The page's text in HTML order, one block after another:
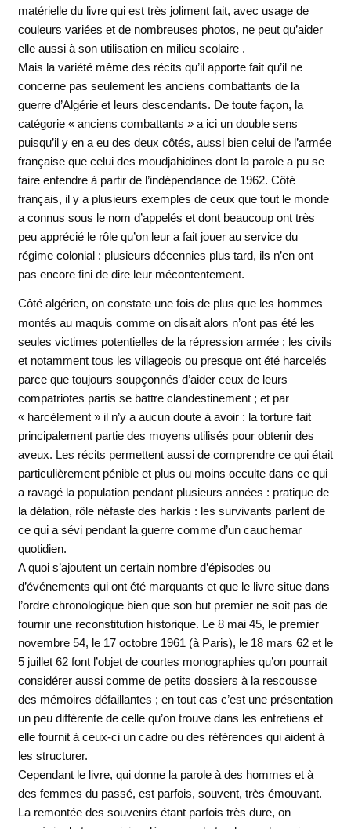
matérielle du livre qui est très joliment fait, avec usage de
couleurs variées et de nombreuses photos, ne peut qu’aider
elle aussi à son utilisation en milieu scolaire .
Mais la variété même des récits qu’il apporte fait qu’il ne
concerne pas seulement les anciens combattants de la
guerre d’Algérie et leurs descendants. De toute façon, la
catégorie « anciens combattants » a ici un double sens
puisqu’il y en a eu des deux côtés, aussi bien celui de l’armée
française que celui des moudjahidines dont la parole a pu se
faire entendre à partir de l’indépendance de 1962. Côté
français, il y a plusieurs exemples de ceux que tout le monde
a connus sous le nom d’appelés et dont beaucoup ont très
peu apprécié le rôle qu’on leur a fait jouer au service du
régime colonial : plusieurs décennies plus tard, ils n’en ont
pas encore fini de dire leur mécontentement.
Côté algérien, on constate une fois de plus que les hommes
montés au maquis comme on disait alors n’ont pas été les
seules victimes potentielles de la répression armée ; les civils
et notamment tous les villageois ou presque ont été harcelés
parce que toujours soupçonnés d’aider ceux de leurs
compatriotes partis se battre clandestinement ; et par
« harcèlement » il n’y a aucun doute à avoir : la torture fait
principalement partie des moyens utilisés pour obtenir des
aveux. Les récits permettent aussi de comprendre ce qui était
particulièrement pénible et plus ou moins occulte dans ce qui
a ravagé la population pendant plusieurs années : pratique de
la délation, rôle néfaste des harkis : les survivants parlent de
ce qui a sévi pendant la guerre comme d’un cauchemar
quotidien.
A quoi s’ajoutent un certain nombre d’épisodes ou
d’événements qui ont été marquants et que le livre situe dans
l’ordre chronologique bien que son but premier ne soit pas de
fournir une reconstitution historique. Le 8 mai 45, le premier
novembre 54, le 17 octobre 1961 (à Paris), le 18 mars 62 et le
5 juillet 62 font l’objet de courtes monographies qu’on pourrait
considérer aussi comme de petits dossiers à la rescousse
des mémoires défaillantes ; en tout cas c’est une présentation
un peu différente de celle qu’on trouve dans les entretiens et
elle fournit à ceux-ci un cadre ou des références qui aident à
les structurer.
Cependant le livre, qui donne la parole à des hommes et à
des femmes du passé, est parfois, souvent, très émouvant.
La remontée des souvenirs étant parfois très dure, on